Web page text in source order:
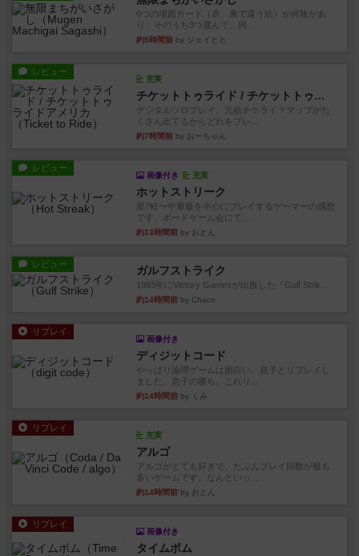
6つの場面カード（表、裏で違う絵）が何枚かあ
り、そのうち3つ選んで、同...
約5時間前 by ジェイとと
レビュー
充実
チケットトゥライド / チケットトゥライドアメリカ
デジタルソロプレイ。元祖チケライ？マップがた
くさん出てるからどれをプレ...
約7時間前 by おーちゃん
レビュー
画像付き 充実
ホットストリーク
星7軽〜中量級を中心にプレイするゲーマーの感想
です。ボードゲーム会にて...
約13時間前 by おとん
レビュー ガルフストライク
1983年にVictory Gamesが出版した『Gulf Strik...
約14時間前 by Chaco
リプレイ
画像付き
ディジットコード
やっぱり論理ゲームは面白い。息子とリプレイし
ました。息子の勝ち。これリ...
約14時間前 by くみ
リプレイ
充実
アルゴ
アルゴがとても好きで、たぶんプレイ回数が最も
多いゲームです。なんといっ...
約14時間前 by おとん
リプレイ
画像付き
タイムボム